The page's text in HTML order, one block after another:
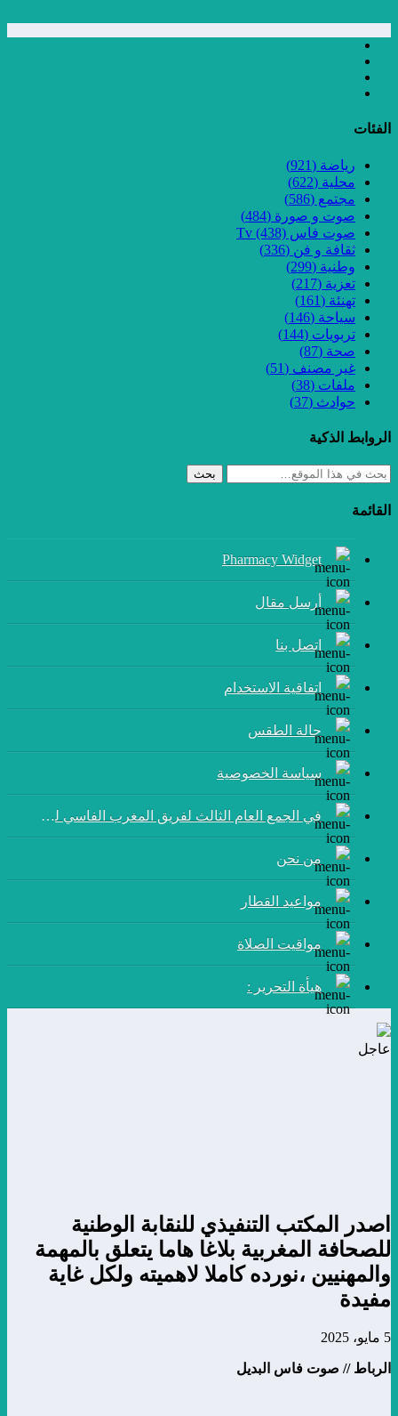
الفئات
رياضة (921)
محلية (622)
مجتمع (586)
صوت و صورة (484)
صوت فاس Tv (438)
ثقافة و فن (336)
وطنية (299)
تعزية (217)
تهنئة (161)
سياحة (146)
تربويات (144)
صحة (87)
غير مصنف (51)
ملفات (38)
حوادث (37)
الروابط الذكية
بحث
القائمة
Pharmacy Widget
أرسل مقال
إتصل بنا
اتفاقية الاستخدام
حالة الطقس
سياسة الخصوصية
في الجمع العام الثالث لفريق المغرب الفاسي لكرة القدم:
من نحن
مواعيد القطار
مواقيت الصلاة
هيأة التحرير :
عاجل
اصدر المكتب التنفيذي للنقابة الوطنية
للصحافة المغربية بلاغا هاما يتعلق بالمهمة
والمهنيين ،نورده كاملا لاهميته ولكل غاية
مفيدة
5 مايو، 2025
الرباط // صوت فاس البديل